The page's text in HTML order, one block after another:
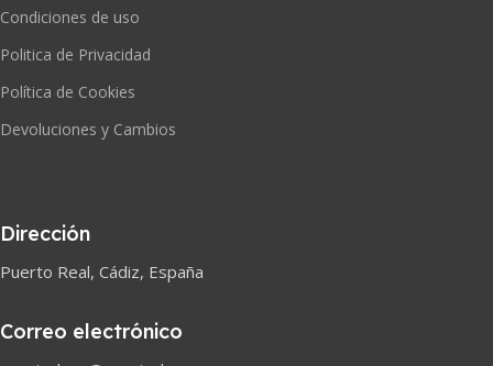
Condiciones de uso
Politica de Privacidad
Política de Cookies
Devoluciones y Cambios
Dirección
Puerto Real, Cádiz, España
Correo electrónico